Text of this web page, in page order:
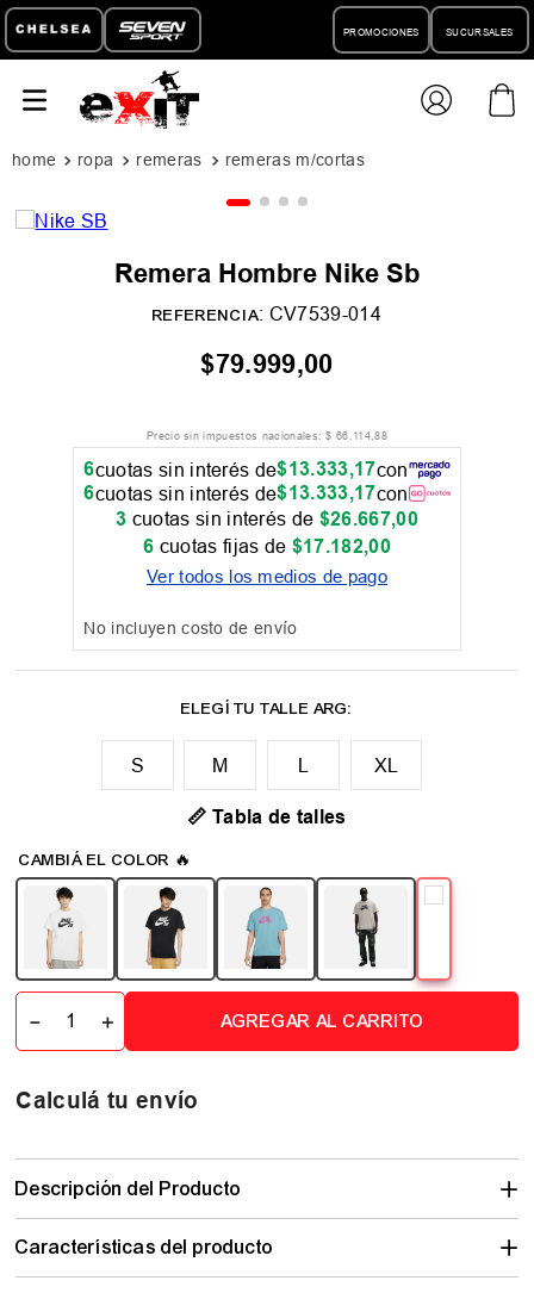
PROMOCIONES SUCURSALES
ropa remeras remeras m/cortas
Remera Hombre Nike Sb
REFERENCIA: CV7539-014
$79.999,00
Precio sin impuestos nacionales:$ 66.114,88
6cuotas sin interés de$13.333,17con
6cuotas sin interés de$13.333,17con
3 cuotas sin interés de $26.667,00
6 cuotas fijas de $17.182,00
Ver todos los medios de pago
No incluyen costo de envío
M L XL
📏 Tabla de talles
＋
－ AGREGAR AL CARRITO
Calculá tu envío
Descripción del Producto
Características del producto